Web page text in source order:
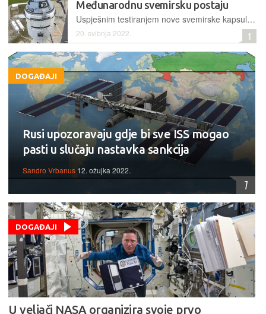
Međunarodnu svemirsku postaju
Uspješnim testiranjem nove svemirske kapsule NASA će, uz SpaceX, dobiti još jednu američku kompaniju koja će biti u stanju lansirati astronaute i terete u orbitu
20. svibnja 2022. 1
DOGAĐAJI
Rusi upozoravaju gdje bi sve ISS mogao
pasti u slučaju nastavka sankcija
Sandro Vrbanus 12. ožujka 2022.
7
DOGAĐAJI
U veljači NASA organizira svoje prvo